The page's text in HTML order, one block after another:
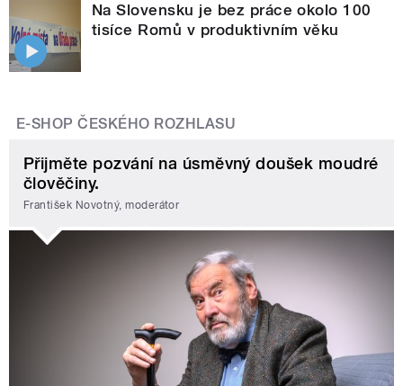
Na Slovensku je bez práce okolo 100
tisíce Romů v produktivním věku
E-SHOP ČESKÉHO ROZHLASU
Přijměte pozvání na úsměvný doušek moudré
člověčiny.
František Novotný, moderátor